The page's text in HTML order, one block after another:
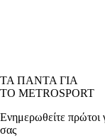
ΤΑ ΠΑΝΤΑ ΓΙΑ
ΤΟ METROSPORT
Ενημερωθείτε πρώτοι
σας